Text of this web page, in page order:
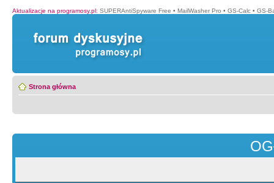
Aktualizacje na programosy.pl: SUPERAntiSpyware Free • MailWasher Pro • GS-Calc • GS-
Strona główna